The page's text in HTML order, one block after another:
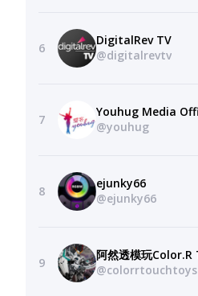
6
DigitalRev TV
@digitalrevtv
7
@youhug
8
ejunky66
@ejunky66
9
@colorrtouchtoys